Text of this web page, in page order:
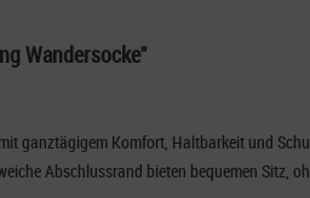
Wandersocke"
ganztägigem Komfort, Haltbarkeit und
Abschlussrand bieten bequemen Sitz,